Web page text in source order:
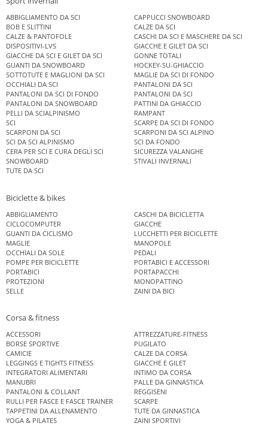
ABBIGLIAMENTO DA SCI
CAPPUCCI SNOWBOARD
BOB E SLITTINI
CALZE DA SCI
CALZE & PANTOFOLE
CASCHI DA SCI E MASCHERE DA SCI
DISPOSITIVI-LVS
GIACCHE E GILET DA SCI
GIACCHE DA SCI E GILET DA SCI
GONNE TOTALI
GUANTI DA SNOWBOARD
HOCKEY-SU-GHIACCIO
SOTTOTUTE E MAGLIONI DA SCI
MAGLIE DA SCI DI FONDO
OCCHIALI DA SCI
PANTALONI DA SCI
PANTALONI DA SCI DI FONDO
PANTALONI DA SCI
PANTALONI DA SNOWBOARD
PATTINI DA GHIACCIO
PELLI DA SCIALPINISMO
RAMPANT
SCI
SCARPE DA SCI DI FONDO
SCARPONI DA SCI
SCARPONI DA SCI ALPINO
SCI DA SCI ALPINISMO
SCI DA FONDO
CERA PER SCI E CURA DEGLI SCI
SICUREZZA VALANGHE
SNOWBOARD
STIVALI INVERNALI
TUTE DA SCI
Biciclette & bikes
ABBIGLIAMENTO
CASCHI DA BICICLETTA
CICLOCOMPUTER
GIACCHE
GUANTI DA CICLISMO
LUCCHETTI PER BICICLETTE
MAGLIE
MANOPOLE
OCCHIALI DA SOLE
PEDALI
POMPE PER BICICLETTE
PORTABICI E ACCESSORI
PORTABICI
PORTAPACCHI
PROTEZIONI
MONOPATTINO
SELLE
ZAINI DA BICI
Corsa & fitness
ACCESSORI
ATTREZZATURE-FITNESS
BORSE SPORTIVE
PUGILATO
CAMICIE
CALZE DA CORSA
LEGGINGS E TIGHTS FITNESS
GIACCHE E GILET
INTEGRATORI ALIMENTARI
INTIMO DA CORSA
MANUBRI
PALLE DA GINNASTICA
PANTALONI & COLLANT
REGGISENI
RULLI PER FASCE E FASCE TRAINER
SCARPE
TAPPETINI DA ALLENAMENTO
TUTE DA GINNASTICA
YOGA & PILATES
ZAINI SPORTIVI